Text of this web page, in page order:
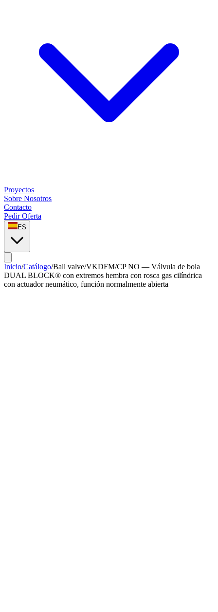
Proyectos
Sobre Nosotros
Contacto
Pedir Oferta
ES
Inicio/Catálogo/Ball valve/VKDFM/CP NO — Válvula de bola
DUAL BLOCK® con extremos hembra con rosca gas cilíndrica
con actuador neumático, función normalmente abierta